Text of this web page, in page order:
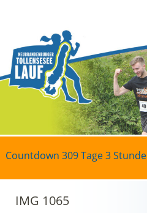
Countdown 309 Tage 3
IMG 1065